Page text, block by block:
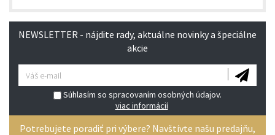
NEWSLETTER - nájdite rady, aktuálne novinky a špeciálne
akcie
Súhlasím so spracovaním osobných údajov.
viac informácií
Potrebujete poradiť pri výbere? Navštívte našu predajňu,